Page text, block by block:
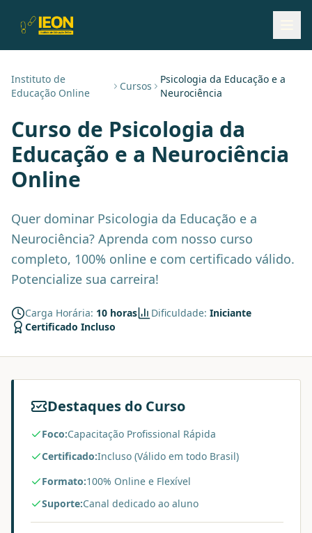
Instituto de
Educação Online
Cursos
Psicologia da Educação e a
Neurociência
Curso de Psicologia da
Educação e a Neurociência
Online
Quer dominar Psicologia da Educação e a
Neurociência? Aprenda com nosso curso
completo, 100% online e com certificado válido.
Potencialize sua carreira!
Carga Horária: 10 horas Dificuldade: Iniciante
Certificado Incluso
Destaques do Curso
Foco:Capacitação Profissional Rápida
Certificado:Incluso (Válido em todo Brasil)
Formato:100% Online e Flexível
Suporte:Canal dedicado ao aluno